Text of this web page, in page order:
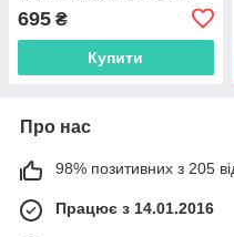
68дет,бат-таб, у кор-ку, 38-
26-10см
695 ₴
Купити
Про нас
98% позитивних з 205
Працює з 14.01.2016